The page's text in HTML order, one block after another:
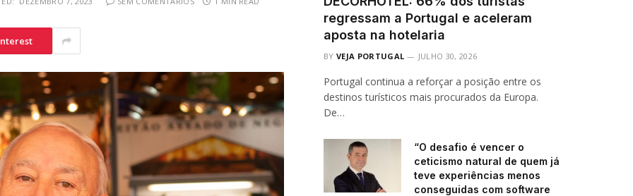
regressam a Portugal e aceleram
aposta na hotelaria
BY VEJA PORTUGAL JULHO 30, 2026
Portugal continua a reforçar a posição entre os
destinos turísticos mais procurados da Europa.
De…
“O desafio é vencer o
ceticismo natural de quem já
teve experiências menos
conseguidas com software